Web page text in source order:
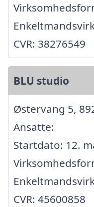
CVR: 38276549
BLU studio
Østervang 5,
Ansatte:
Startdato: 12.
CVR: 45600858